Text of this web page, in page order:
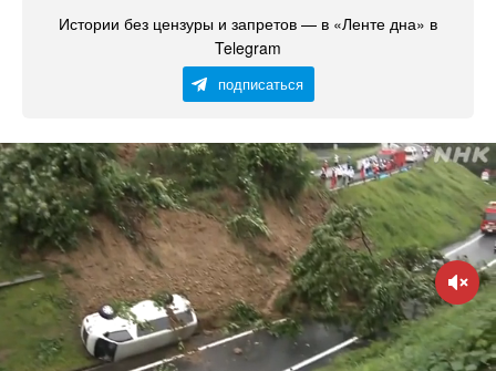
Истории без цензуры и запретов — в «Ленте дна» в
Telegram
подписаться